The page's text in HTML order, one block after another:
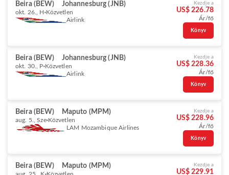
Beira (BEW) Johannesburg (JNB)
okt. 26., H Közvetlen
Airlink
Kezdje a
US$ 226.78
Ár/fő
Könyv
Beira (BEW) Johannesburg (JNB)
okt. 30., P Közvetlen
Airlink
Kezdje a
US$ 228.36
Ár/fő
Könyv
Beira (BEW) Maputo (MPM)
aug. 5., Sze Közvetlen
LAM Mozambique Airlines
Kezdje a
US$ 228.96
Ár/fő
Könyv
Beira (BEW) Maputo (MPM) Kezdje a
US$ 229.91